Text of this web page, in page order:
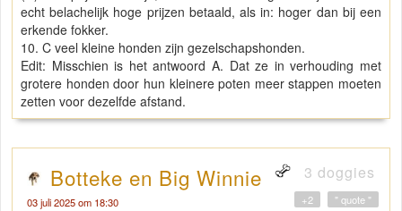
echt belachelijk hoge prijzen betaald, als in: hoger dan bij een
erkende fokker.
10. C veel kleine honden zijn gezelschapshonden.
Edit: Misschien is het antwoord A. Dat ze in verhouding met
grotere honden door hun kleinere poten meer stappen moeten
zetten voor dezelfde afstand.
Botteke en Big Winnie 3 doggies
03 juli 2025 om 18:30 " quote "
+2